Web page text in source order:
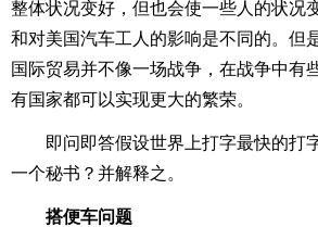
整体状况变好，但也会使一些人的状况
和对美国汽车工人的影响是不同的。但
国际贸易并不像一场战争，在战争中有
有国家都可以实现更大的繁荣。
即问即答假设世界上打字最快的打
一个秘书？并解释之。
搭便车问题